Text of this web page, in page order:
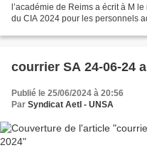
l’académie de Reims a écrit à M
du CIA 2024 pour les personnels
courrier SA 24-06-24
Publié le 25/06/2024 à 20:56
Par Syndicat AetI - UNSA